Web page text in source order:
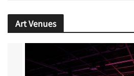
Art Venues